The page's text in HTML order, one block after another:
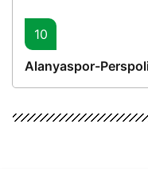
10
Alanyaspor-